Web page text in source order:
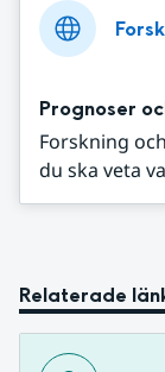
Prognoser
Forskning
du ska veta
Relaterade